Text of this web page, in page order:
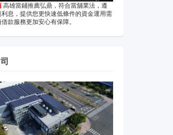
高雄當鋪推薦弘鼎，符合當舖業法，遵
息，提供您更快速低條件的資金運用需
款服務更加安心有保障。